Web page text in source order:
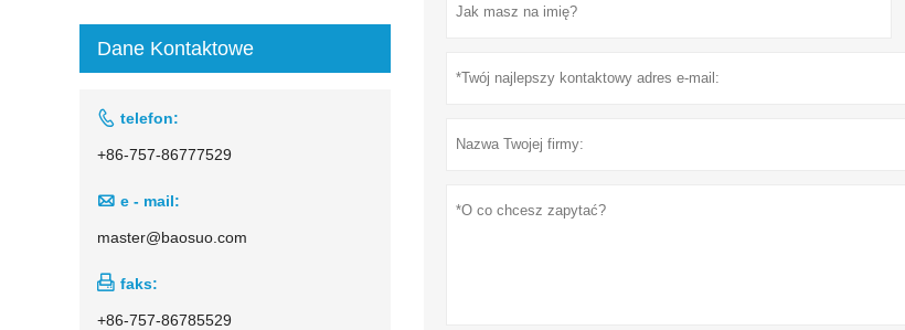
Dane Kontaktowe
 telefon:
+86-757-86777529
 e - mail:
master@baosuo.com
 faks:
+86-757-86785529